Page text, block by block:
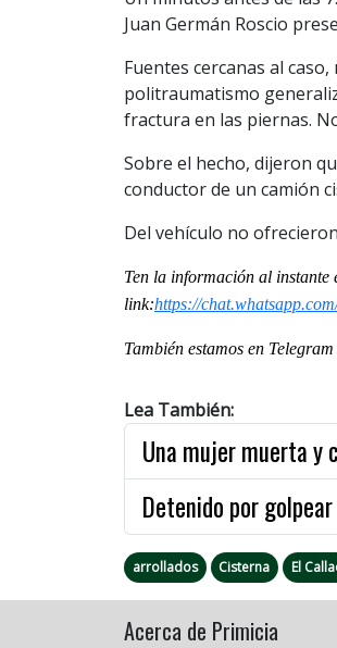
Juan Germán Roscio
Fuentes cercanas al
politraumatismo
fractura en las piernas.
Sobre el hecho, dijeron
conductor de un camión
Del vehículo no
Ten la información al
link:https://
También estamos en
Lea También:
Una mujer muerta y
Detenido por
arrollados Cisterna El
Acerca de Primicia